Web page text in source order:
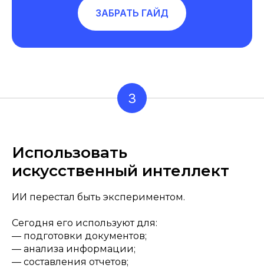
ЗАБРАТЬ ГАЙД
3
Использовать
искусственный интеллект
ИИ перестал быть экспериментом.
Сегодня его используют для:
— подготовки документов;
— анализа информации;
— составления отчетов;